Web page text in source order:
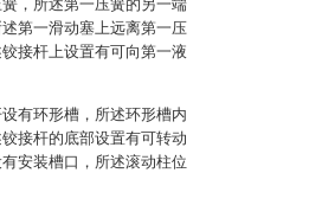
，所述第一压簧的另一端
第一滑动塞上远离第一压
接杆上设置有可向第一液
有环形槽，所述环形槽内
接杆的底部设置有可转动
安装槽口，所述滚动柱位